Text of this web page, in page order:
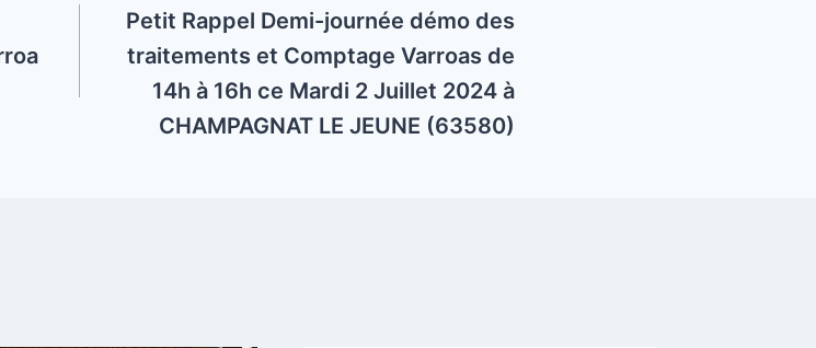
Petit Rappel Demi-journée démo des
traitements et Comptage Varroas de
14h à 16h ce Mardi 2 Juillet 2024 à
CHAMPAGNAT LE JEUNE (63580)